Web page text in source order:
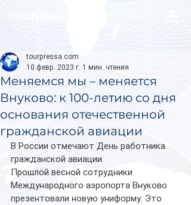
Меняемся мы – меняется
Внуково: к 100-летию со дня
основания отечественной
гражданской авиации
tourpressa.com
10 февр. 2023 г. 1 мин. чтения
В России отмечают День работника
гражданской авиации.
Прошлой весной сотрудники
Международного аэропорта Внуково
презентовали новую униформу. Это